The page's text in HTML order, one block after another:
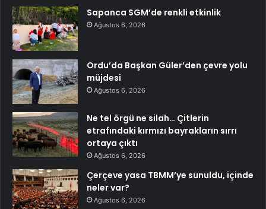
Sapanca SGM’de renkli etkinlik
Ağustos 6, 2026
Ordu’da Başkan Güler’den çevre yolu
müjdesi
Ağustos 6, 2026
Ne tel örgü ne silah… Çitlerin
etrafındaki kırmızı bayrakların sırrı
ortaya çıktı
Ağustos 6, 2026
Çerçeve yasa TBMM’ye sunuldu, içinde
neler var?
Ağustos 6, 2026